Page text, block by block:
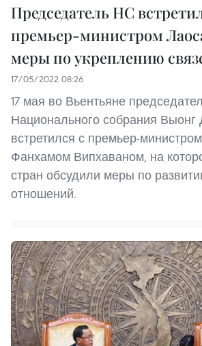
Председатель НС
премьер-министром
меры по укреплению
17/05/2022 08:26
17 мая во Вьентьяне
Национального собрания
встретился с премьер-
Фанхамом Випхаваном, на
стран обсудили меры по
отношений.